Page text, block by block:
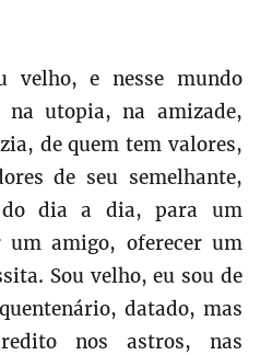
velho, e nesse mundo
na utopia, na amizade,
de quem tem valores,
de seu semelhante,
dia a dia, para um
amigo, oferecer um
Sou velho, eu sou de
datado, mas
nos astros, nas